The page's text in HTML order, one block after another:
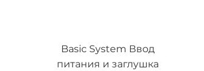
Basic System Ввод
питания и заглушка